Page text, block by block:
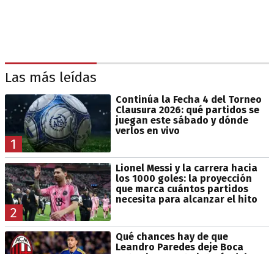
Las más leídas
1
Continúa la Fecha 4 del Torneo
Clausura 2026: qué partidos se
juegan este sábado y dónde
verlos en vivo
2
Lionel Messi y la carrera hacia
los 1000 goles: la proyección
que marca cuántos partidos
necesita para alcanzar el hito
Qué chances hay de que
Leandro Paredes deje Boca